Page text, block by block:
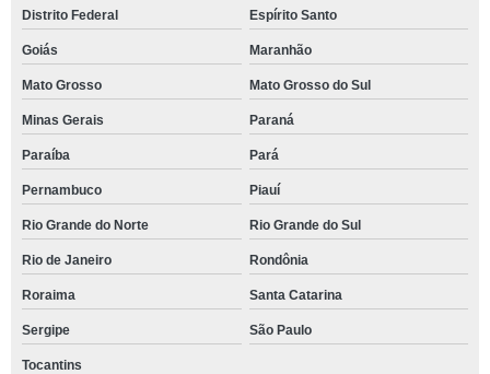
Distrito Federal Espírito Santo
Goiás Maranhão
Mato Grosso Mato Grosso do Sul
Minas Gerais Paraná
Paraíba Pará
Pernambuco Piauí
Rio Grande do Norte Rio Grande do Sul
Rio de Janeiro Rondônia
Roraima Santa Catarina
Sergipe São Paulo
Tocantins